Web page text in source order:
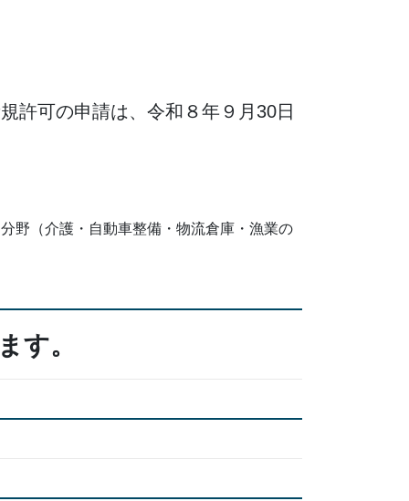
の申請は、令和８年９月30日
（介護・自動車整備・物流倉庫・漁業の
す。